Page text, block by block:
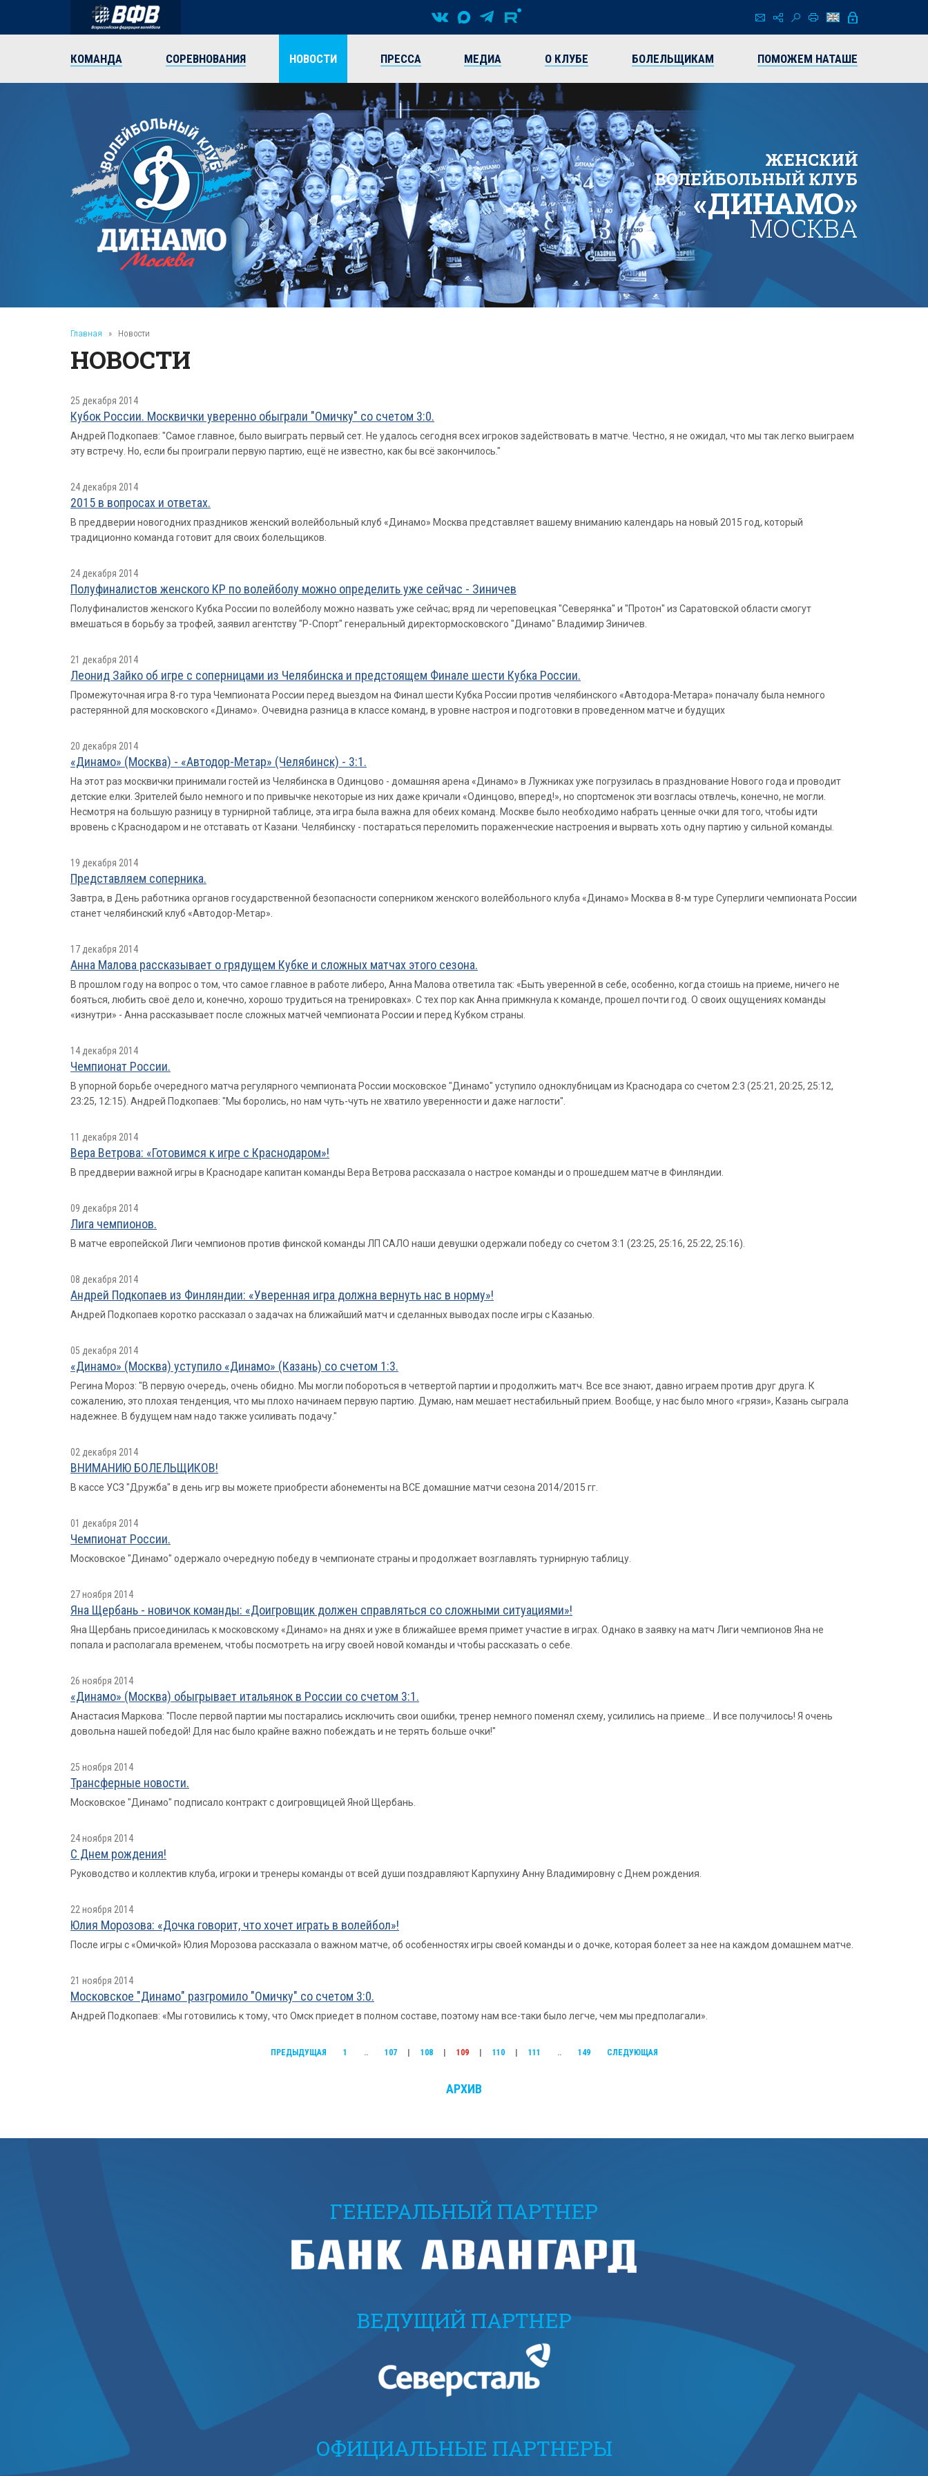
КОМАНДА СОРЕВНОВАНИЯ НОВОСТИ ПРЕССА МЕДИА О КЛУБЕ БОЛЕЛЬЩИКАМ ПОМОЖЕМ НАТАШЕ
ЖЕНСКИЙ
ВОЛЕЙБОЛЬНЫЙ КЛУБ
«ДИНАМО»
МОСКВА
Главная » Новости
НОВОСТИ
25 декабря 2014
Кубок России. Москвички уверенно обыграли "Омичку" со счетом 3:0.
Андрей Подкопаев: "Самое главное, было выиграть первый сет. Не удалось сегодня всех игроков задействовать в матче. Честно, я не ожидал, что мы так легко выиграем
эту встречу. Но, если бы проиграли первую партию, ещё не известно, как бы всё закончилось."
24 декабря 2014
2015 в вопросах и ответах.
В преддверии новогодних праздников женский волейбольный клуб «Динамо» Москва представляет вашему вниманию календарь на новый 2015 год, который
традиционно команда готовит для своих болельщиков.
24 декабря 2014
Полуфиналистов женского КР по волейболу можно определить уже сейчас - Зиничев
Полуфиналистов женского Кубка России по волейболу можно назвать уже сейчас; вряд ли череповецкая "Северянка" и "Протон" из Саратовской области смогут
вмешаться в борьбу за трофей, заявил агентству "Р-Спорт" генеральный директормосковского "Динамо" Владимир Зиничев.
21 декабря 2014
Леонид Зайко об игре с соперницами из Челябинска и предстоящем Финале шести Кубка России.
Промежуточная игра 8-го тура Чемпионата России перед выездом на Финал шести Кубка России против челябинского «Автодора-Метара» поначалу была немного
растерянной для московского «Динамо». Очевидна разница в классе команд, в уровне настроя и подготовки в проведенном матче и будущих
20 декабря 2014
«Динамо» (Москва) - «Автодор-Метар» (Челябинск) - 3:1.
На этот раз москвички принимали гостей из Челябинска в Одинцово - домашняя арена «Динамо» в Лужниках уже погрузилась в празднование Нового года и проводит
детские елки. Зрителей было немного и по привычке некоторые из них даже кричали «Одинцово, вперед!», но спортсменок эти возгласы отвлечь, конечно, не могли.
Несмотря на большую разницу в турнирной таблице, эта игра была важна для обеих команд. Москве было необходимо набрать ценные очки для того, чтобы идти
вровень с Краснодаром и не отставать от Казани. Челябинску - постараться переломить пораженческие настроения и вырвать хоть одну партию у сильной команды.
19 декабря 2014
Представляем соперника.
Завтра, в День работника органов государственной безопасности соперником женского волейбольного клуба «Динамо» Москва в 8-м туре Суперлиги чемпионата России
станет челябинский клуб «Автодор-Метар».
17 декабря 2014
Анна Малова рассказывает о грядущем Кубке и сложных матчах этого сезона.
В прошлом году на вопрос о том, что самое главное в работе либеро, Анна Малова ответила так: «Быть уверенной в себе, особенно, когда стоишь на приеме, ничего не
бояться, любить своё дело и, конечно, хорошо трудиться на тренировках». С тех пор как Анна примкнула к команде, прошел почти год. О своих ощущениях команды
«изнутри» - Анна рассказывает после сложных матчей чемпионата России и перед Кубком страны.
14 декабря 2014
Чемпионат России.
В упорной борьбе очередного матча регулярного чемпионата России московское "Динамо" уступило одноклубницам из Краснодара со счетом 2:3 (25:21, 20:25, 25:12,
23:25, 12:15). Андрей Подкопаев: "Мы боролись, но нам чуть-чуть не хватило уверенности и даже наглости".
11 декабря 2014
Вера Ветрова: «Готовимся к игре с Краснодаром»!
В преддверии важной игры в Краснодаре капитан команды Вера Ветрова рассказала о настрое команды и о прошедшем матче в Финляндии.
09 декабря 2014
Лига чемпионов.
В матче европейской Лиги чемпионов против финской команды ЛП САЛО наши девушки одержали победу со счетом 3:1 (23:25, 25:16, 25:22, 25:16).
08 декабря 2014
Андрей Подкопаев из Финляндии: «Уверенная игра должна вернуть нас в норму»!
Андрей Подкопаев коротко рассказал о задачах на ближайший матч и сделанных выводах после игры с Казанью.
05 декабря 2014
«Динамо» (Москва) уступило «Динамо» (Казань) со счетом 1:3.
Регина Мороз: "В первую очередь, очень обидно. Мы могли побороться в четвертой партии и продолжить матч. Все все знают, давно играем против друг друга. К
сожалению, это плохая тенденция, что мы плохо начинаем первую партию. Думаю, нам мешает нестабильный прием. Вообще, у нас было много «грязи», Казань сыграла
надежнее. В будущем нам надо также усиливать подачу."
02 декабря 2014
ВНИМАНИЮ БОЛЕЛЬЩИКОВ!
В кассе УСЗ "Дружба" в день игр вы можете приобрести абонементы на ВСЕ домашние матчи сезона 2014/2015 гг.
01 декабря 2014
Чемпионат России.
Московское "Динамо" одержало очередную победу в чемпионате страны и продолжает возглавлять турнирную таблицу.
27 ноября 2014
Яна Щербань - новичок команды: «Доигровщик должен справляться со сложными ситуациями»!
Яна Щербань присоединилась к московскому «Динамо» на днях и уже в ближайшее время примет участие в играх. Однако в заявку на матч Лиги чемпионов Яна не
попала и располагала временем, чтобы посмотреть на игру своей новой команды и чтобы рассказать о себе.
26 ноября 2014
«Динамо» (Москва) обыгрывает итальянок в России со счетом 3:1.
Анастасия Маркова: "После первой партии мы постарались исключить свои ошибки, тренер немного поменял схему, усилились на приеме... И все получилось! Я очень
довольна нашей победой! Для нас было крайне важно побеждать и не терять больше очки!"
25 ноября 2014
Трансферные новости.
Московское "Динамо" подписало контракт с доигровщицей Яной Щербань.
24 ноября 2014
С Днем рождения!
Руководство и коллектив клуба, игроки и тренеры команды от всей души поздравляют Карпухину Анну Владимировну с Днем рождения.
22 ноября 2014
Юлия Морозова: «Дочка говорит, что хочет играть в волейбол»!
После игры с «Омичкой» Юлия Морозова рассказала о важном матче, об особенностях игры своей команды и о дочке, которая болеет за нее на каждом домашнем матче.
21 ноября 2014
Московское "Динамо" разгромило "Омичку" со счетом 3:0.
Андрей Подкопаев: «Мы готовились к тому, что Омск приедет в полном составе, поэтому нам все-таки было легче, чем мы предполагали».
ПРЕДЫДУЩАЯ 1 .. 107 108 109 110 111 .. 149 СЛЕДУЮЩАЯ
АРХИВ
ГЕНЕРАЛЬНЫЙ ПАРТНЕР
ВЕДУЩИЙ ПАРТНЕР
ОФИЦИАЛЬНЫЕ ПАРТНЕРЫ